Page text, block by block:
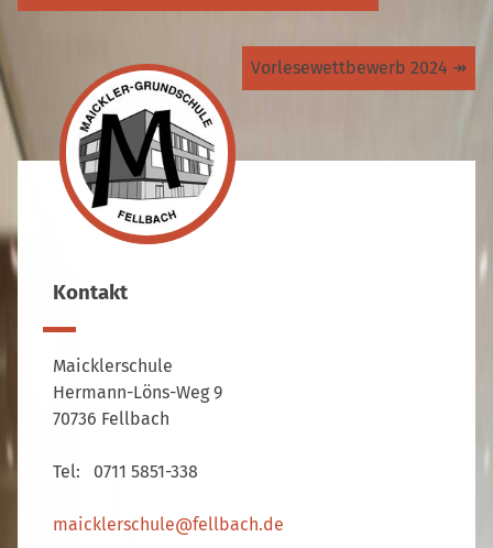
Vorlesewettbewerb 2024 ↠
Kontakt
Maicklerschule
Hermann-Löns-Weg 9
70736 Fellbach
Tel: 0711 5851-338
maicklerschule@fellbach.de